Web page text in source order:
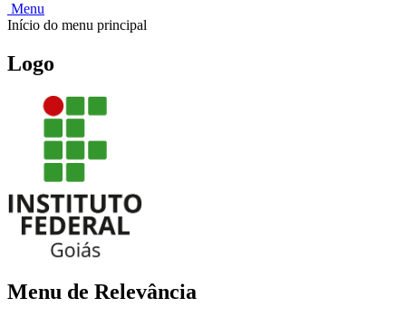
Menu
Início do menu principal
Logo
Menu de Relevância